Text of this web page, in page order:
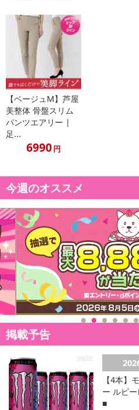
【ベージュM】芦屋
美整体 骨盤スリム
パンツエアリー |
足...
6990円
今週のオススメ
掲載予告
【4本】
ー ルビ
■